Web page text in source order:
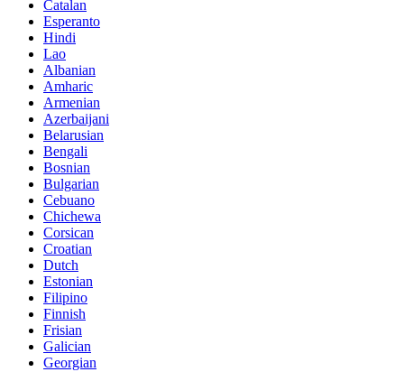
Catalan
Esperanto
Hindi
Lao
Albanian
Amharic
Armenian
Azerbaijani
Belarusian
Bengali
Bosnian
Bulgarian
Cebuano
Chichewa
Corsican
Croatian
Dutch
Estonian
Filipino
Finnish
Frisian
Galician
Georgian